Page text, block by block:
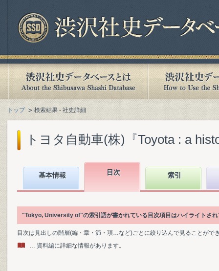
トップ 検索結果 - 社史詳細
トヨタ自動車(株)『Toyota : a
基本情報 目次 索引
"Tokyo, University of"の索引語が書かれている目次項目はハイライトされ
目次は見出しの階層(編・章・節・項…など)ごとに絞り込んで見ることがで
… 資料編に詳細な情報があります。